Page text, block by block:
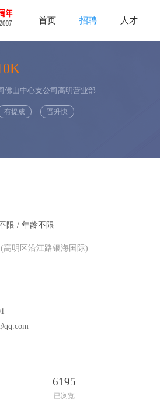
首页 招聘 人才
佛山中心支公司高明营业部
有提成 晋升快
限 / 年龄不限
(高明区沿江路银海国际)
6195
已浏览